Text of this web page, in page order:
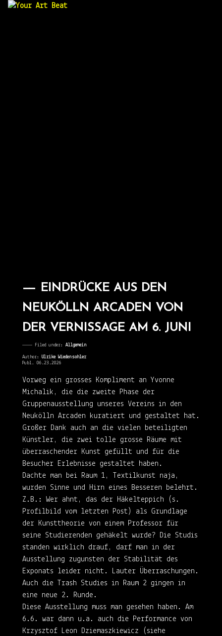
EINDRÜCKE AUS DEN
NEUKÖLLN ARCADEN VON
DER VERNISSAGE AM 6. JUNI
———— Filed under: Allgemein
Author: Ulrike Wiedensohler
Publ. 06.23.2026
Vorweg ein grosses Kompliment an Yvonne
Michalik, die die zweite Phase der
Gruppenausstellung unseres Vereins in den
Neukölln Arcaden kuratiert und gestaltet hat.
Großer Dank auch an die vielen beteiligten
Künstler, die zwei tolle grosse Räume mit
überraschender Kunst gefüllt und für die
Besucher Erlebnisse gestaltet haben.
Dachte man bei Raum 1, Textilkunst naja,
wurden Sinne und Hirn eines Besseren belehrt.
Z.B.: Wer ahnt, das der Häkelteppich (s.
Profilbild vom letzten Post) als Grundlage
der Kunsttheorie von einem Professor für
seine Studierenden gehäkelt wurde? Die Studis
standen wirklich drauf, darf man in der
Ausstellung zugunsten der Stabilität des
Exponats leider nicht. Lauter Überraschungen.
Auch die Trash Studies in Raum 2 gingen in
eine neue 2. Runde.
Diese Ausstellung muss man gesehen haben. Am
6.6. war dann u.a. auch die Performance von
Krzysztof Leon Dziemaszkiewicz (siehe